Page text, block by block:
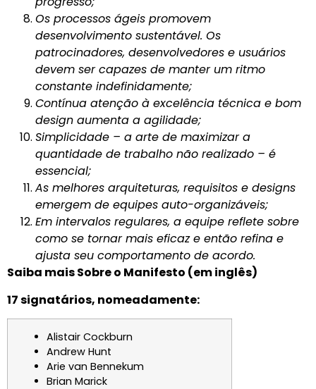
Os processos ágeis promovem
desenvolvimento sustentável. Os
patrocinadores, desenvolvedores e usuários
devem ser capazes de manter um ritmo
constante indefinidamente;
Contínua atenção à excelência técnica e bom
design aumenta a agilidade;
Simplicidade – a arte de maximizar a
quantidade de trabalho não realizado – é
essencial;
As melhores arquiteturas, requisitos e designs
emergem de equipes auto-organizáveis;
Em intervalos regulares, a equipe reflete sobre
como se tornar mais eficaz e então refina e
ajusta seu comportamento de acordo.
Saiba maisSobre o Manifesto (em inglês)
17 signatários, nomeadamente:
Alistair Cockburn
Andrew Hunt
Arie van Bennekum
Brian Marick